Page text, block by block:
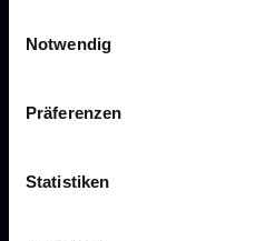
Notwendig
Präferenzen
Statistiken
Historie
Aufsichtsrat
Ansprechpartner*innen